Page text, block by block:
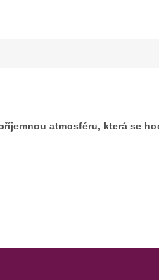
atmosféru, která se